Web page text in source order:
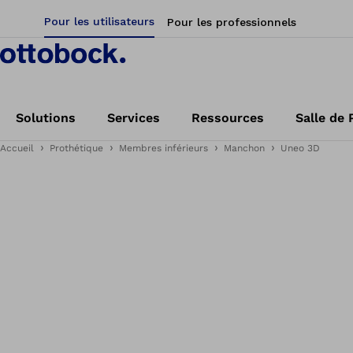
Pour les utilisateurs Pour les professionnels
Solutions Services Ressources Salle de
Accueil Prothétique Membres inférieurs Manchon Uneo 3D